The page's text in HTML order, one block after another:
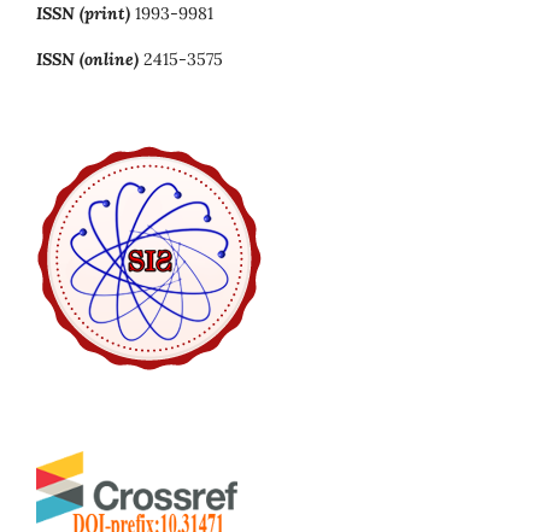
ISSN (print) 1993-9981
ISSN (online) 2415-3575